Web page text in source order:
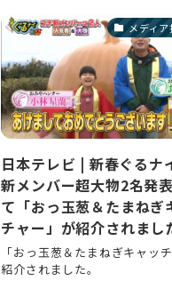
メディ
日本テレビ | 新春ぐるナ
新メンバー超大物2名発
て「おっ玉葱＆たまねぎ
チャー」が紹介されまし
「おっ玉葱＆たまねぎキャッ
紹介されました。